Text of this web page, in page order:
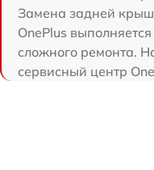
Замена задней
OnePlus
сложного ремонта.
сервисный центр